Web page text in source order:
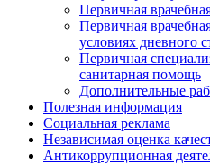
Первичная
Первичная
условиях дневного
Первичная
санитарная помощь
Дополнительные
Полезная информация
Социальная реклама
Независимая оценка
Антикоррупционная